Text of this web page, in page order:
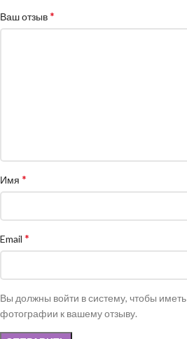
Ваш отзыв*
Имя *
Email *
Вы должны войти в систему, чтобы
фотографии к вашему отзыву.